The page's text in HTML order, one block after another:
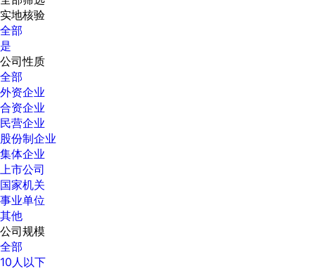
实地核验
全部
是
公司性质
全部
外资企业
合资企业
民营企业
股份制企业
集体企业
上市公司
国家机关
事业单位
其他
公司规模
全部
10人以下